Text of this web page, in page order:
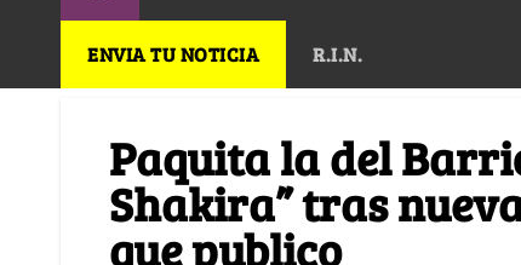
ENVIA TU NOTICIA R.I.N.
Paquita la del
Shakira” tras
que publico